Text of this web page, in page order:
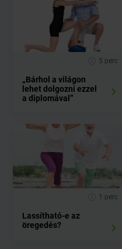
5 perc
„Bárhol a világon
lehet dolgozni ezzel
a diplomával”
1 perc
Lassítható-e az
öregedés?